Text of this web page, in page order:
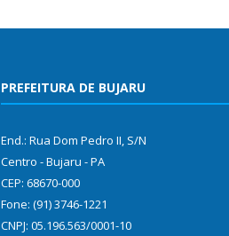
PREFEITURA DE BUJARU
End.: Rua Dom Pedro II, S/N
Centro - Bujaru - PA
CEP: 68670-000
Fone: (91) 3746-1221
CNPJ: 05.196.563/0001-10